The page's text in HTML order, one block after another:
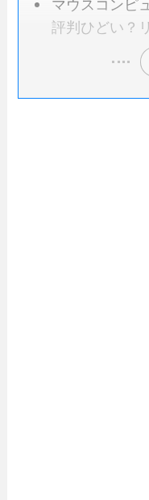
マウスコンピ
評判ひどい？